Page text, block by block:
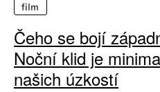
film
Čeho se bojí
Noční klid je
našich úzkostí